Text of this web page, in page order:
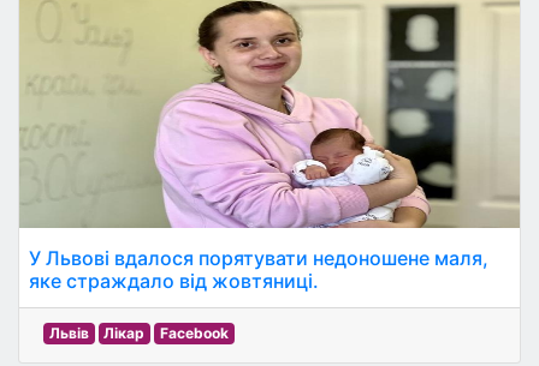
У Львові вдалося порятувати недоношене маля,
яке страждало від жовтяниці.
Львів Лікар Facebook